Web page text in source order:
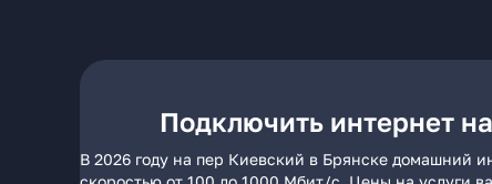
Подключить интернет
В 2026 году на пер Киевский в Брянске домашний